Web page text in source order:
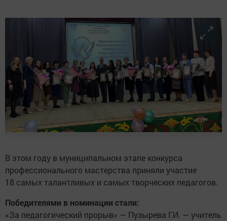
В этом году в муниципальном этапе конкурса
профессионального мастерства приняли участие
18 самых талантливых и самых творческих педагогов.
Победителями в номинации стали:
«За педагогический прорыв» — Пузырева Г.И. — учитель